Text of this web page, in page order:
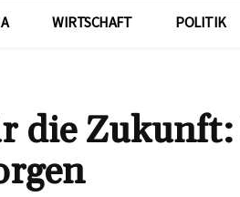
WIRTSCHAFT POLITIK
die